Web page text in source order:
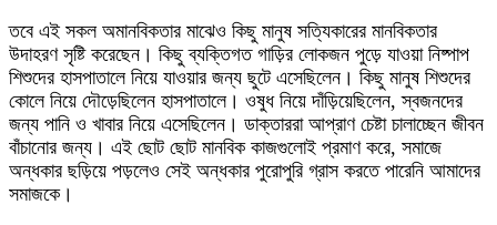
তবে এই সকল অমানবিকতার মাঝেও কিছু মানুষ সত্যিকারের মানবিকতার
উদাহরণ সৃষ্টি করেছেন। কিছু ব্যক্তিগত গাড়ির লোকজন পুড়ে যাওয়া নিষ্পাপ
শিশুদের হাসপাতালে নিয়ে যাওয়ার জন্য ছুটে এসেছিলেন। কিছু মানুষ শিশুদের
কোলে নিয়ে দৌড়েছিলেন হাসপাতালে। ওষুধ নিয়ে দাঁড়িয়েছিলেন, স্বজনদের
জন্য পানি ও খাবার নিয়ে এসেছিলেন। ডাক্তাররা আপ্রাণ চেষ্টা চালাচ্ছেন জীবন
বাঁচানোর জন্য। এই ছোট ছোট মানবিক কাজগুলোই প্রমাণ করে, সমাজে
অন্ধকার ছড়িয়ে পড়লেও সেই অন্ধকার পুরোপুরি গ্রাস করতে পারেনি আমাদের
সমাজকে।